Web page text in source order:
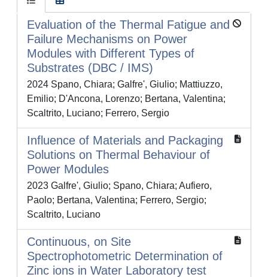
Evaluation of the Thermal Fatigue and
Failure Mechanisms on Power
Modules with Different Types of
Substrates (DBC / IMS)
2024 Spano, Chiara; Galfre', Giulio; Mattiuzzo,
Emilio; D'Ancona, Lorenzo; Bertana, Valentina;
Scaltrito, Luciano; Ferrero, Sergio
Influence of Materials and Packaging
Solutions on Thermal Behaviour of
Power Modules
2023 Galfre', Giulio; Spano, Chiara; Aufiero,
Paolo; Bertana, Valentina; Ferrero, Sergio;
Scaltrito, Luciano
Continuous, on Site
Spectrophotometric Determination of
Zinc ions in Water Laboratory test